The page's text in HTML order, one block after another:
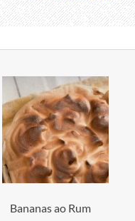
Bananas ao Rum